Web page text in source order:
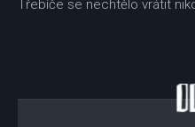
Třebíče se nechtělo vrátit